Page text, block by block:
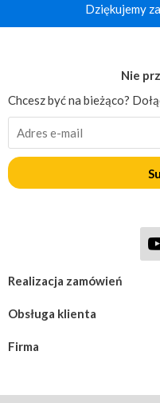
Dziękujemy
Firma
Obsługa klienta
Realizacja zamówień
Nie
Chcesz być na bieżąco?